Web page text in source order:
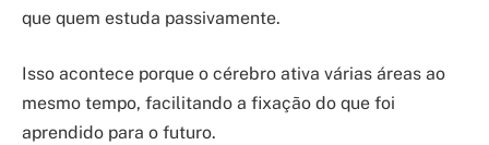
que quem estuda passivamente.
Isso acontece porque o cérebro ativa várias áreas ao
mesmo tempo, facilitando a fixação do que foi
aprendido para o futuro.